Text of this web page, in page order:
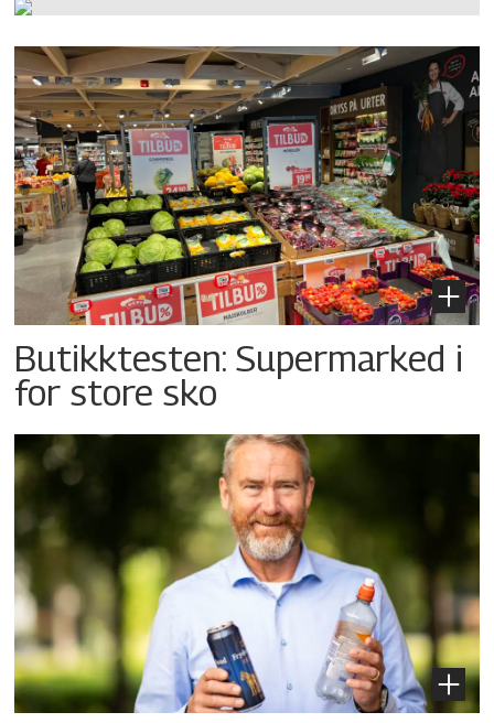
Butikktesten: Supermarked i
for store sko